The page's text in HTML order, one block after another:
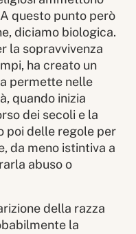
questo punto però
diciamo biologica.
la sopravvivenza
ha creato un
permette nelle
quando inizia
dei secoli e la
poi delle regole per
da meno istintiva a
abuso o
della razza
la